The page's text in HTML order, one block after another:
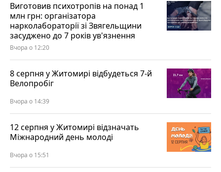
Виготовив психотропів на понад 1
млн грн: організатора
нарколабораторії зі Звягельщини
засуджено до 7 років ув'язнення
Вчора о 12:20
8 серпня у Житомирі відбудеться 7-й
Велопробіг
Вчора о 14:39
12 серпня у Житомирі відзначать
Міжнародний день молоді
Вчора о 15:51